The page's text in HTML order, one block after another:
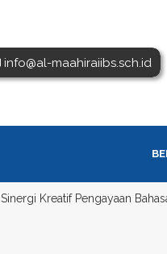
info@al-maahiraiibs.sch.id
Sinergi Kreatif Pengayaan